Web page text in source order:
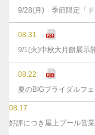
9/28(月) 季節限定「ド
08.31
9/1(火)中秋大月餅展示
08.22
夏のBIGブライダルフ
08.17
好評につき屋上プール営